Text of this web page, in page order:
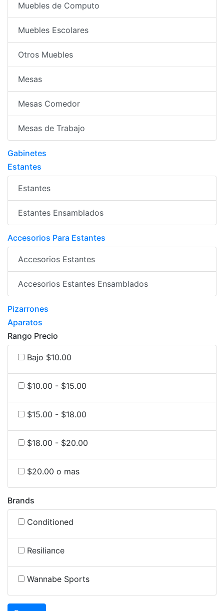
Muebles de Computo
Muebles Escolares
Otros Muebles
Mesas
Mesas Comedor
Mesas de Trabajo
Gabinetes
Estantes
Estantes
Estantes Ensamblados
Accesorios Para Estantes
Accesorios Estantes
Accesorios Estantes Ensamblados
Pizarrones
Aparatos
Rango Precio
Bajo $10.00
$10.00 - $15.00
$15.00 - $18.00
$18.00 - $20.00
$20.00 o mas
Brands
Conditioned
Resiliance
Wannabe Sports